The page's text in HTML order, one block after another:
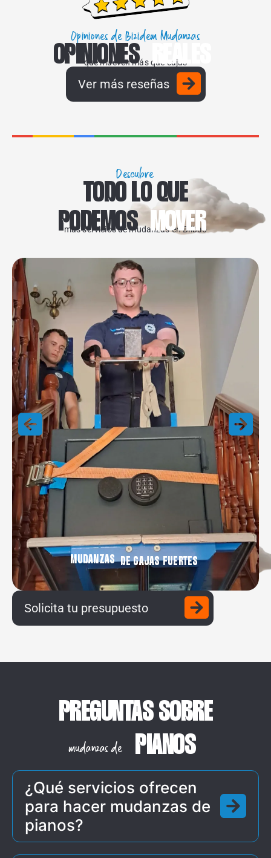
Opiniones de Bizidem Mudanzas
OPINIONES REALES
que mueven más que cajas
Ver más reseñas
Descubre
TODO LO QUE
PODEMOS MOVER
más servicios de mudanzas en Bilbao
MUDANZAS DE CAJAS FUERTES
Solicita tu presupuesto
PREGUNTAS SOBRE
mudanzas de PIANOS
¿Qué servicios ofrecen
para hacer mudanzas de
pianos?